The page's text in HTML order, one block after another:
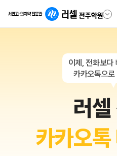
이제, 전화보다
카카오톡으
러셀
카카오